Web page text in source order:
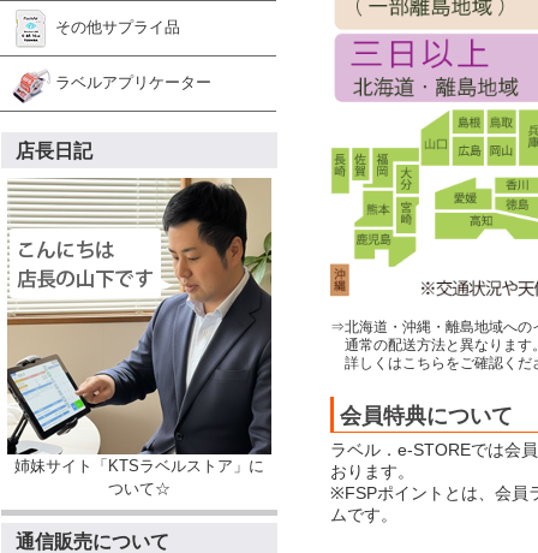
その他サプライ品
ラベルアプリケーター
店長日記
姉妹サイト「KTSラベルストア」に
ついて☆
通信販売について
⇒北海道・沖縄・離島地域への
通常の配送方法と異なります
詳しくはこちらをご確認くだ
会員特典について
ラベル．e-STOREでは会
おります。
※FSPポイントとは、会員
ムです。